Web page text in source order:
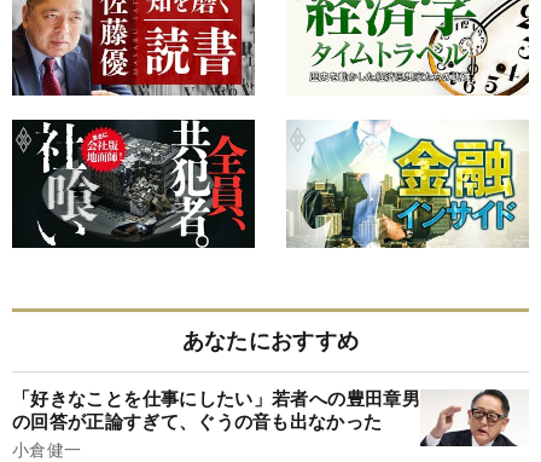
あなたにおすすめ
「好きなことを仕事にしたい」若者への豊田章男
の回答が正論すぎて、ぐうの音も出なかった
小倉健一